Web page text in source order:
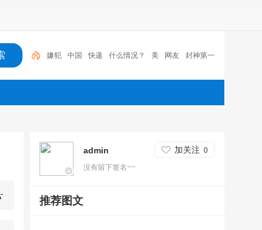
中国 快递 什么情况？ 美 网友 封神第一部 新
闻 女儿 封神 嫌犯
admin 加关注 0
没有留下签名~~
推荐图文